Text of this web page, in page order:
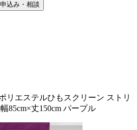
込み・相談
リエステルひもスクリーン ストリ
85cm×丈150cm パープル